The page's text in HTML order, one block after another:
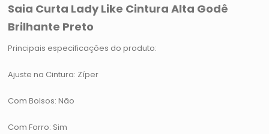
Saia Curta Lady Like Cintura Alta Godê
Brilhante Preto
Principais especificações do produto:
Ajuste na Cintura: Zíper
Com Bolsos: Não
Com Forro: Sim